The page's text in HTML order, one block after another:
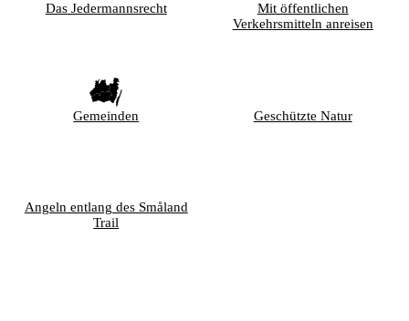
Das Jedermannsrecht
Mit öffentlichen
Verkehrsmitteln anreisen
Gemeinden Geschützte Natur
Angeln entlang des Småland
Trail